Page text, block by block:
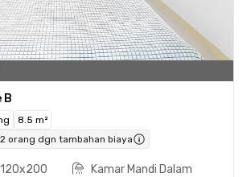
B
8.5 m²
orang dgn tambahan biaya
120x200
Kamar Mandi Dalam